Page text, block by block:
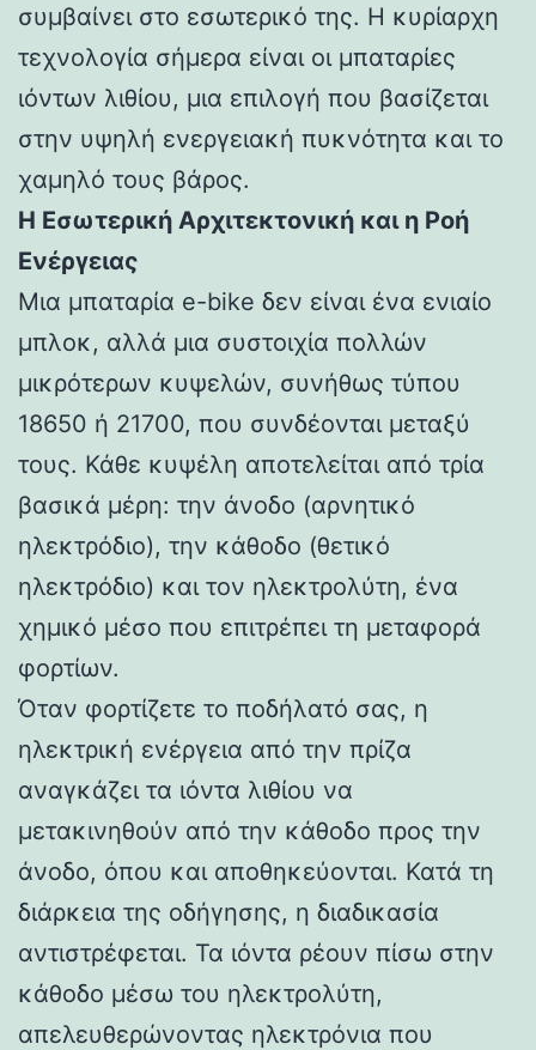
συμβαίνει στο εσωτερικό της. Η κυρίαρχη
τεχνολογία σήμερα είναι οι μπαταρίες
ιόντων λιθίου, μια επιλογή που βασίζεται
στην υψηλή ενεργειακή πυκνότητα και το
χαμηλό τους βάρος.
Η Εσωτερική Αρχιτεκτονική και η Ροή
Ενέργειας
Μια μπαταρία e-bike δεν είναι ένα ενιαίο
μπλοκ, αλλά μια συστοιχία πολλών
μικρότερων κυψελών, συνήθως τύπου
18650 ή 21700, που συνδέονται μεταξύ
τους. Κάθε κυψέλη αποτελείται από τρία
βασικά μέρη: την άνοδο (αρνητικό
ηλεκτρόδιο), την κάθοδο (θετικό
ηλεκτρόδιο) και τον ηλεκτρολύτη, ένα
χημικό μέσο που επιτρέπει τη μεταφορά
φορτίων.
Όταν φορτίζετε το ποδήλατό σας, η
ηλεκτρική ενέργεια από την πρίζα
αναγκάζει τα ιόντα λιθίου να
μετακινηθούν από την κάθοδο προς την
άνοδο, όπου και αποθηκεύονται. Κατά τη
διάρκεια της οδήγησης, η διαδικασία
αντιστρέφεται. Τα ιόντα ρέουν πίσω στην
κάθοδο μέσω του ηλεκτρολύτη,
απελευθερώνοντας ηλεκτρόνια που